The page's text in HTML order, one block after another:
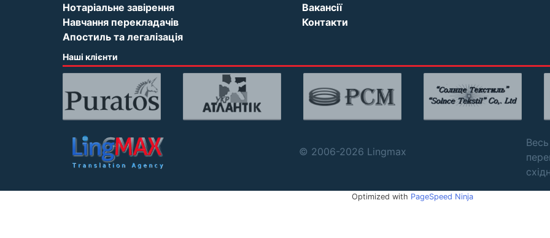
Нотаріальне завірення
Навчання перекладачів
Апостиль та легалізація
Вакансії
Контакти
Наші клієнти
© 2006-2026 Lingmax
Optimized with PageSpeed Ninja